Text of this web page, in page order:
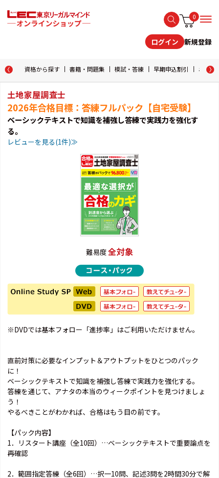
0
ログイン 新規登録
資格から探す 書籍・問題集 模試・答練 早期申込割引 おため
土地家屋調査士
2026年合格目標：答練フルパック【自宅受験】
ベーシックテキストで知識を補強し答練で実践力を強化す
る。
レビューを見る(1件)≫
難易度全対象
※DVDでは基本フォロー「進捗率」はご利用いただけません。
直前対策に必要なインプット＆アウトプットをひとつのパック
に！
ベーシックテキストで知識を補強し答練で実践力を強化する。
答練を通じて、アナタの本当のウィークポイントを見つけましょ
う！
やるべきことがわかれば、合格はもう目の前です。
【パック内容】
1．リスタート講座（全10回）…ベーシックテキストで重要論点を
再確認
2．範囲指定答練（全6回）…択一10問、記述3問を2時間30分で解